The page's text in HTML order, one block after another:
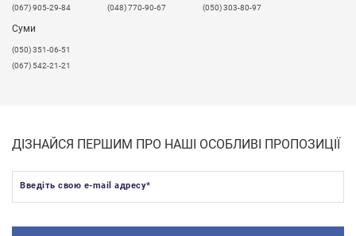
(067) 905-29-84
(048) 770-90-67
(050) 303-80-97
Суми
(050) 351-06-51
(067) 542-21-21
ДІЗНАЙСЯ ПЕРШИМ ПРО НАШІ ОСОБЛИВІ ПРОПОЗИЦІЇ
Введіть свою e-mail адресу*